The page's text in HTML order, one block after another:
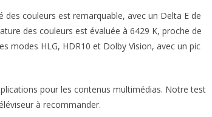
des couleurs est remarquable, avec un Delta E de
des couleurs est évaluée à 6429 K, proche de
modes HLG, HDR10 et Dolby Vision, avec un pic
pour les contenus multimédias. Notre test
à recommander.